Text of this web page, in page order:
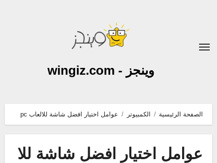
وينجز - wingiz.com
الصفحة الرئيسية الكمبيوتر عوامل اختيار افضل شاشة للالعاب pc
عوامل اختيار افضل شاشة للا